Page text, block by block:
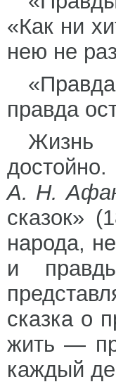
«Как ни
нею не
правда
Жизнь
А. Н.
сказок»
народа,
и
сказка о
жить —
каждый